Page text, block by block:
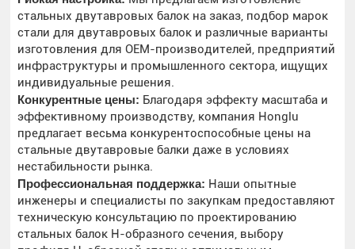
стальных двутавровых балок на заказ, подбор марок
стали для двутавровых балок и различные варианты
изготовления для OEM-производителей, предприятий
инфраструктуры и промышленного сектора, ищущих
индивидуальные решения.
Конкурентные цены: Благодаря эффекту масштаба и
эффективному производству, компания Honglu
предлагает весьма конкурентоспособные цены на
стальные двутавровые балки даже в условиях
нестабильности рынка.
Профессиональная поддержка: Наши опытные
инженеры и специалисты по закупкам предоставляют
техническую консультацию по проектированию
стальных балок H-образного сечения, выбору